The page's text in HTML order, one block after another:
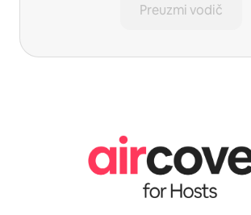
Preuzmi vodič